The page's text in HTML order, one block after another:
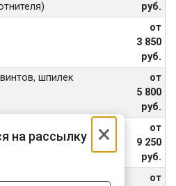
×
на рассылку
руб.
от
3 850
руб.
шпилек
от
5 800
руб.
восстановление
переводной головы
от
9 250
руб.
от